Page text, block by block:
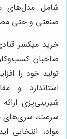
شامل مدل‌های
صنعتی و حتی
خرید میکسر
صاحبان
تولید خود را
استاندارد و
شیرینی‌پزی
سرعت، سری‌های
مواد، انتخابی